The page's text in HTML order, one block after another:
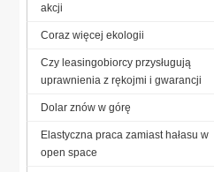
akcji
Coraz więcej ekologii
Czy leasingobiorcy przysługują
uprawnienia z rękojmi i gwarancji
Dolar znów w górę
Elastyczna praca zamiast hałasu w
open space